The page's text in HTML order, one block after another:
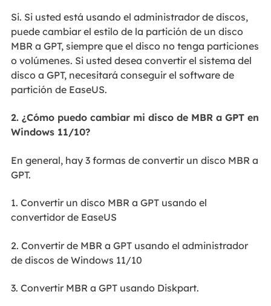
Si. Si usted está usando el administrador de discos,
puede cambiar el estilo de la partición de un disco
MBR a GPT, siempre que el disco no tenga particiones
o volúmenes. Si usted desea convertir el sistema del
disco a GPT, necesitará conseguir el software de
partición de EaseUS.
2. ¿Cómo puedo cambiar mi disco de MBR a GPT en
Windows 11/10?
En general, hay 3 formas de convertir un disco MBR a
GPT.
1. Convertir un disco MBR a GPT usando el
convertidor de EaseUS
2. Convertir de MBR a GPT usando el administrador
de discos de Windows 11/10
3. Convertir MBR a GPT usando Diskpart.